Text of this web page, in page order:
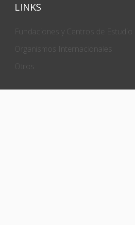
LINKS
Fundaciones y Centros de Estudio
Organismos Internacionales
Otros